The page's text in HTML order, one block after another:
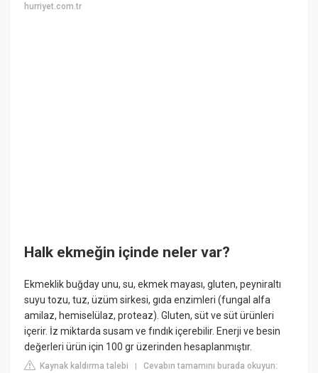
hurriyet.com.tr
Halk ekmeğin içinde neler var?
Ekmeklik buğday unu, su, ekmek mayası, gluten, peyniraltı
suyu tozu, tuz, üzüm sirkesi, gıda enzimleri (fungal alfa
amilaz, hemiselülaz, proteaz). Gluten, süt ve süt ürünleri
içerir. İz miktarda susam ve fındık içerebilir. Enerji ve besin
değerleri ürün için 100 gr üzerinden hesaplanmıştır.
Kaynak kaldırma talebi |Cevabın tamamını burada okuyun: